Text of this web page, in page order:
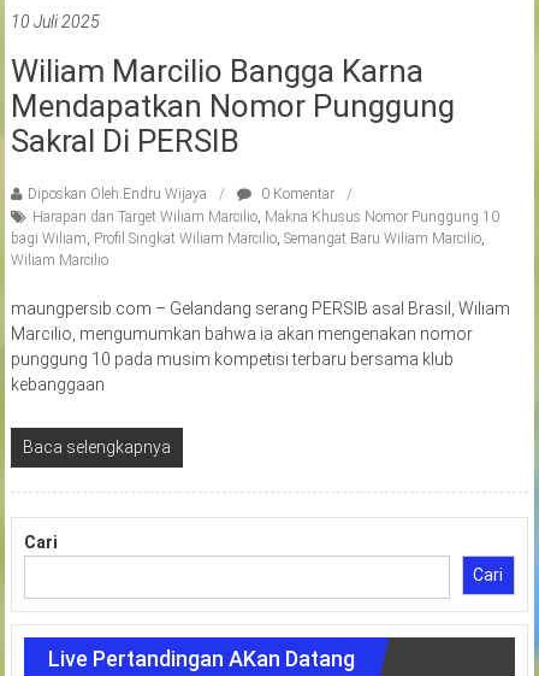
10 Juli 2025
Wiliam Marcilio Bangga Karna
Mendapatkan Nomor Punggung
Sakral Di PERSIB
Diposkan Oleh:Endru Wijaya
0 Komentar
Harapan dan Target Wiliam Marcilio, Makna Khusus Nomor Punggung 10
bagi Wiliam, Profil Singkat Wiliam Marcilio, Semangat Baru Wiliam Marcilio,
Wiliam Marcilio
maungpersib.com – Gelandang serang PERSIB asal Brasil, Wiliam
Marcilio, mengumumkan bahwa ia akan mengenakan nomor
punggung 10 pada musim kompetisi terbaru bersama klub
kebanggaan
Baca selengkapnya
Cari
Cari
Live Pertandingan AKan Datang